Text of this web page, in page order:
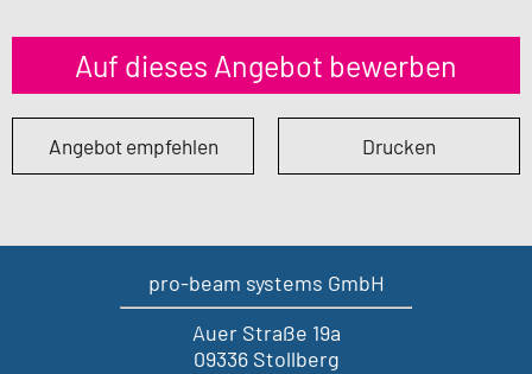
Auf dieses Angebot bewerben
Angebot empfehlen Drucken
pro-beam systems GmbH
Auer Straße 19a
09336 Stollberg